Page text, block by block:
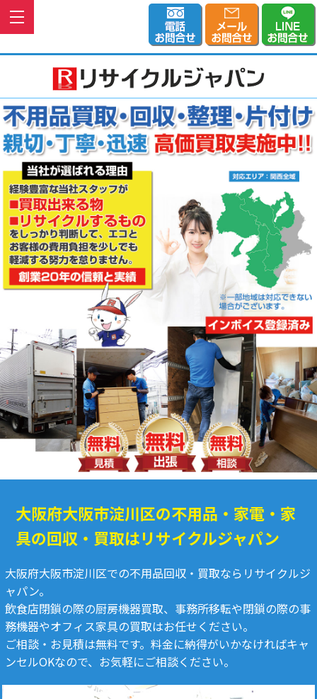
大阪府大阪市淀川区の不用品・家電・家
具の回収・買取はリサイクルジャパン
大阪府大阪市淀川区での不用品回収・買取ならリサイクルジ
ャパン。
飲食店閉鎖の際の厨房機器買取、事務所移転や閉鎖の際の事
務機器やオフィス家具の買取はお任せください。
ご相談・お見積は無料です。料金に納得がいかなければキャ
ンセルOKなので、お気軽にご相談ください。